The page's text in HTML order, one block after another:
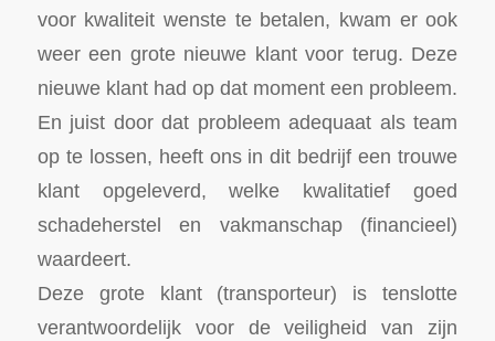
voor kwaliteit wenste te betalen, kwam er ook
weer een grote nieuwe klant voor terug. Deze
nieuwe klant had op dat moment een probleem.
En juist door dat probleem adequaat als team
op te lossen, heeft ons in dit bedrijf een trouwe
klant opgeleverd, welke kwalitatief goed
schadeherstel en vakmanschap (financieel)
waardeert.
Deze grote klant (transporteur) is tenslotte
verantwoordelijk voor de veiligheid van zijn